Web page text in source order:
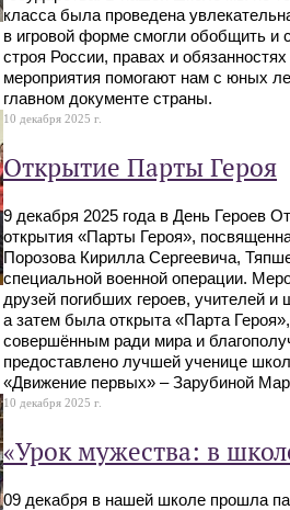
класса была проведена
в игровой форме смогли обобщить и
строя России, правах и
мероприятия помогают нам с юных
главном документе страны.
10 декабря 2025 г.
Открытие Парты Героя
9 декабря 2025 года в День Героев
открытия «Парты Героя»,
Порозова Кирилла Сергеевича,
специальной военной операции.
друзей погибших героев, учителей
а затем была открыта «Парта
совершённым ради мира и
предоставлено лучшей ученице
«Движение первых» – Зарубиной
10 декабря 2025 г.
«Урок мужества: в
09 декабря в нашей школе прошла